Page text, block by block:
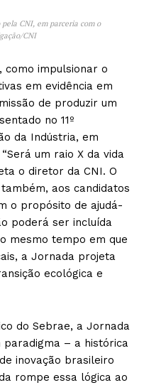
CNI, em parceria com o
CNI
como impulsionar o
em evidência em
de produzir um
no 11º
da Indústria, em
um raio X da vida
o diretor da CNI. O
aos candidatos
o propósito de ajudá-
poderá ser incluída
mesmo tempo em que
a Jornada projeta
ecológica e
do Sebrae, a Jornada
– a histórica
inovação brasileiro
rompe essa lógica ao